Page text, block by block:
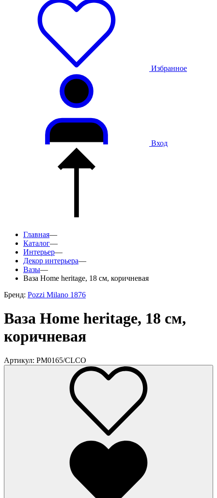
Избранное
Вход
Главная—
Каталог—
Интерьер—
Декор интерьера—
Вазы—
Ваза Home heritage, 18 см, коричневая
Бренд: Pozzi Milano 1876
Ваза Home heritage, 18 см,
коричневая
Артикул: PM0165/CLCO